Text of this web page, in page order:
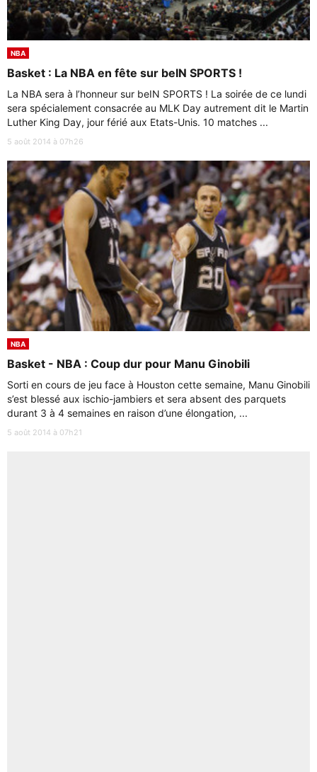
NBA
Basket : La NBA en fête sur beIN SPORTS !
La NBA sera à l’honneur sur beIN SPORTS ! La soirée de ce lundi
sera spécialement consacrée au MLK Day autrement dit le Martin
Luther King Day, jour férié aux Etats-Unis. 10 matches ...
5 août 2014 à 07h26
NBA
Basket - NBA : Coup dur pour Manu Ginobili
Sorti en cours de jeu face à Houston cette semaine, Manu Ginobili
s’est blessé aux ischio-jambiers et sera absent des parquets
durant 3 à 4 semaines en raison d’une élongation, ...
5 août 2014 à 07h21